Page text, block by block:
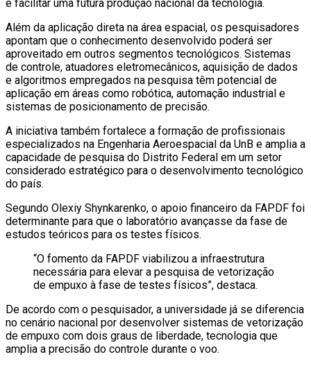
e facilitar uma futura produção nacional da tecnologia.
Além da aplicação direta na área espacial, os pesquisadores
apontam que o conhecimento desenvolvido poderá ser
aproveitado em outros segmentos tecnológicos. Sistemas
de controle, atuadores eletromecânicos, aquisição de dados
e algoritmos empregados na pesquisa têm potencial de
aplicação em áreas como robótica, automação industrial e
sistemas de posicionamento de precisão.
A iniciativa também fortalece a formação de profissionais
especializados na Engenharia Aeroespacial da UnB e amplia a
capacidade de pesquisa do Distrito Federal em um setor
considerado estratégico para o desenvolvimento tecnológico
do país.
Segundo Olexiy Shynkarenko, o apoio financeiro da FAPDF foi
determinante para que o laboratório avançasse da fase de
estudos teóricos para os testes físicos.
“O fomento da FAPDF viabilizou a infraestrutura
necessária para elevar a pesquisa de vetorização
de empuxo à fase de testes físicos”, destaca.
De acordo com o pesquisador, a universidade já se diferencia
no cenário nacional por desenvolver sistemas de vetorização
de empuxo com dois graus de liberdade, tecnologia que
amplia a precisão do controle durante o voo.